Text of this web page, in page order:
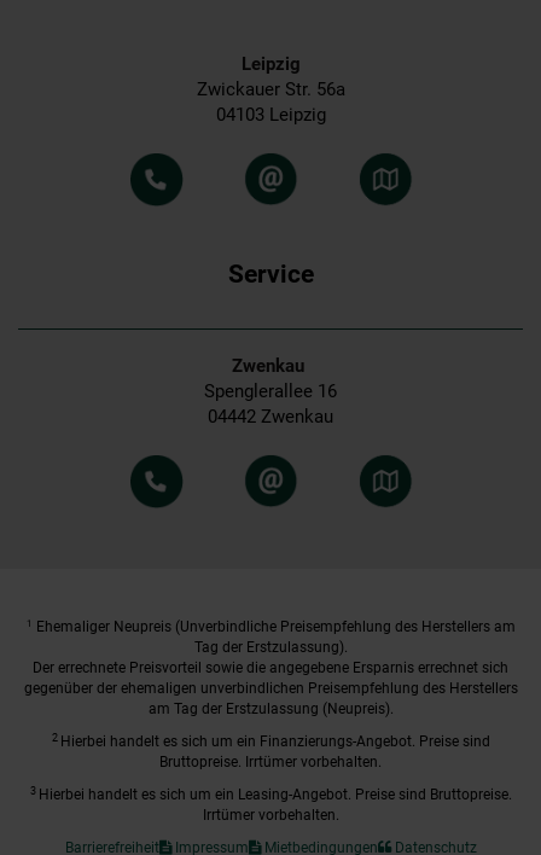
Leipzig
Zwickauer Str. 56a
04103 Leipzig
Service
Zwenkau
Spenglerallee 16
04442 Zwenkau
1
Ehemaliger Neupreis (Unverbindliche Preisempfehlung des Herstellers am
Tag der Erstzulassung).
Der errechnete Preisvorteil sowie die angegebene Ersparnis errechnet sich
gegenüber der ehemaligen unverbindlichen Preisempfehlung des Herstellers
am Tag der Erstzulassung (Neupreis).
2 Hierbei handelt es sich um ein Finanzierungs-Angebot. Preise sind
Bruttopreise. Irrtümer vorbehalten.
3 Hierbei handelt es sich um ein Leasing-Angebot. Preise sind Bruttopreise.
Irrtümer vorbehalten.
Barrierefreiheit
Impressum Mietbedingungen Datenschutz